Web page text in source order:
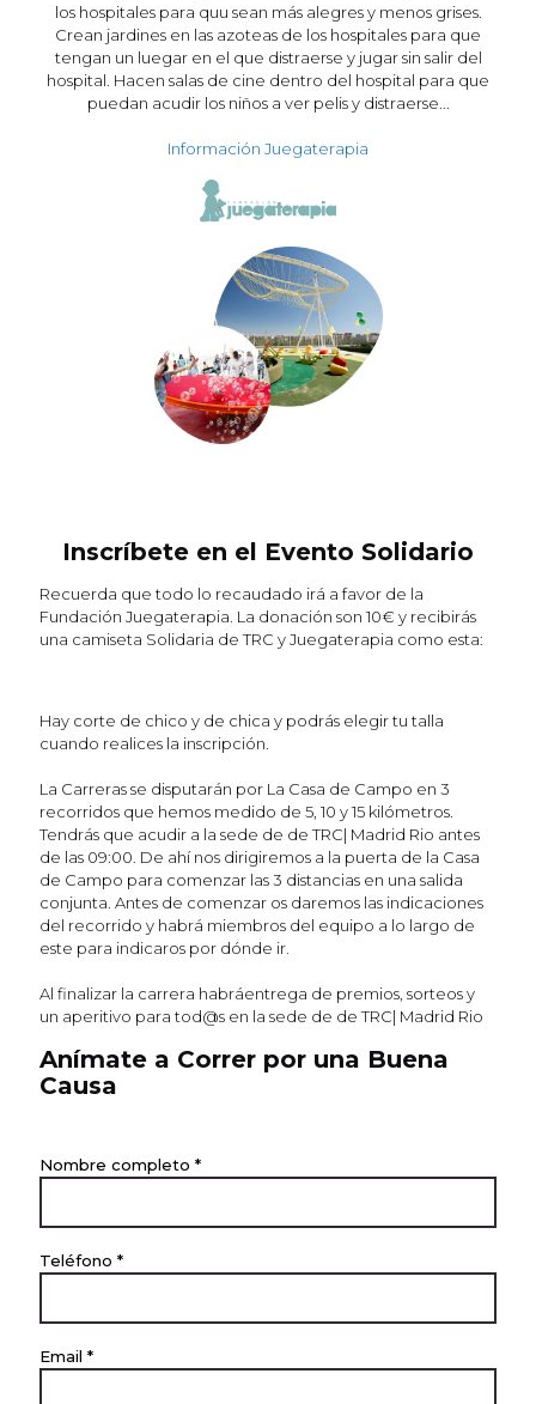
los hospitales para quu sean más alegres y menos grises.
Crean jardines en las azoteas de los hospitales para que
tengan un luegar en el que distraerse y jugar sin salir del
hospital. Hacen salas de cine dentro del hospital para que
puedan acudir los niños a ver pelis y distraerse...
Información Juegaterapia
Inscríbete en el Evento Solidario
Recuerda que todo lo recaudado irá a favor de la
Fundación Juegaterapia. La donación son 10€ y recibirás
una camiseta Solidaria de TRC y Juegaterapia como esta:
Hay corte de chico y de chica y podrás elegir tu talla
cuando realices la inscripción.
La Carreras se disputarán por La Casa de Campo en 3
recorridos que hemos medido de 5, 10 y 15 kilómetros.
Tendrás que acudir a la sede de de TRC| Madrid Rio antes
de las 09:00. De ahí nos dirigiremos a la puerta de la Casa
de Campo para comenzar las 3 distancias en una salida
conjunta. Antes de comenzar os daremos las indicaciones
del recorrido y habrá miembros del equipo a lo largo de
este para indicaros por dónde ir.
Al finalizar la carrera habráentrega de premios, sorteos y
un aperitivo para tod@s en la sede de de TRC| Madrid Rio
Anímate a Correr por una Buena
Causa
Nombre completo *
Teléfono *
Email *